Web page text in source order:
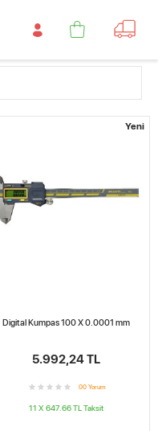
Yeni
Digital Kumpas 100 X 0.0001 mm
5.992,24 TL
00 Yorum
11 X 647.66 TL Taksit